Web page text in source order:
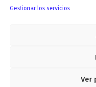
Gestionar los servicios
Ver
Envitec Murcia:
Envitec Valencia: